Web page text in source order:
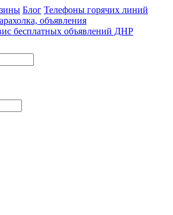
Блог Телефоны горячих линий
объявления